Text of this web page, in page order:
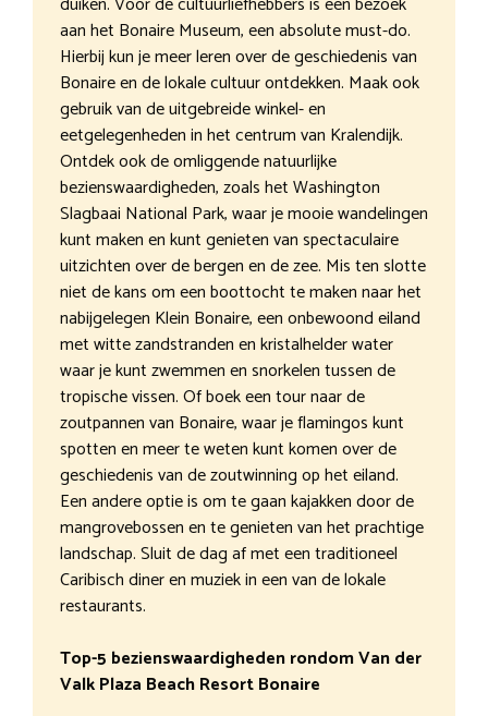
aan het Bonaire Museum, een absolute must-do.
Hierbij kun je meer leren over de geschiedenis van
Bonaire en de lokale cultuur ontdekken. Maak ook
gebruik van de uitgebreide winkel- en
eetgelegenheden in het centrum van Kralendijk.
Ontdek ook de omliggende natuurlijke
bezienswaardigheden, zoals het Washington
Slagbaai National Park, waar je mooie wandelingen
kunt maken en kunt genieten van spectaculaire
uitzichten over de bergen en de zee. Mis ten slotte
niet de kans om een boottocht te maken naar het
nabijgelegen Klein Bonaire, een onbewoond eiland
met witte zandstranden en kristalhelder water
waar je kunt zwemmen en snorkelen tussen de
tropische vissen. Of boek een tour naar de
zoutpannen van Bonaire, waar je flamingos kunt
spotten en meer te weten kunt komen over de
geschiedenis van de zoutwinning op het eiland.
Een andere optie is om te gaan kajakken door de
mangrovebossen en te genieten van het prachtige
landschap. Sluit de dag af met een traditioneel
Caribisch diner en muziek in een van de lokale
restaurants.
Top-5 bezienswaardigheden rondom Van der
Valk Plaza Beach Resort Bonaire